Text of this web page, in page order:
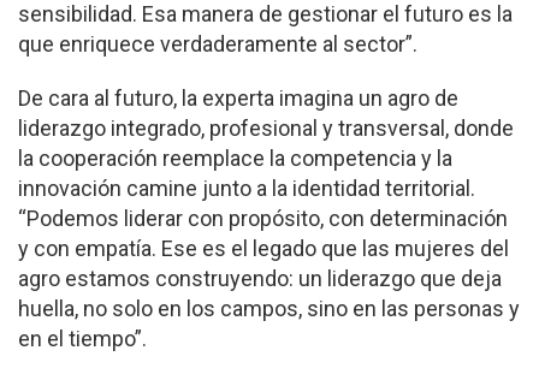
sensibilidad. Esa manera de gestionar el futuro es la
que enriquece verdaderamente al sector”.
De cara al futuro, la experta imagina un agro de
liderazgo integrado, profesional y transversal, donde
la cooperación reemplace la competencia y la
innovación camine junto a la identidad territorial.
“Podemos liderar con propósito, con determinación
y con empatía. Ese es el legado que las mujeres del
agro estamos construyendo: un liderazgo que deja
huella, no solo en los campos, sino en las personas y
en el tiempo”.